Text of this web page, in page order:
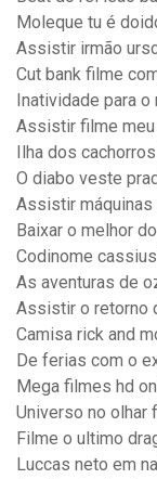
Moleque tu é
Assistir irmão
Cut bank filme
Inatividade para
Assistir filme
Ilha dos
O diabo veste
Assistir
Baixar o melhor
Codinome
As aventuras de
Assistir o retorno
Camisa rick and
De ferias com o
Mega filmes hd
Universo no olhar
Filme o ultimo
Luccas neto em